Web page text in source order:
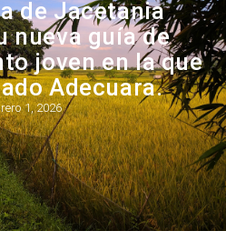
de Jacetania
nueva guía de
joven en la que
Adecuara.
1, 2026